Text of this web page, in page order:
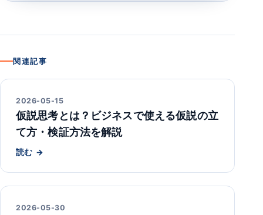
関連記事
2026-05-15
仮説思考とは？ビジネスで使える仮説の立
て方・検証方法を解説
読む
2026-05-30